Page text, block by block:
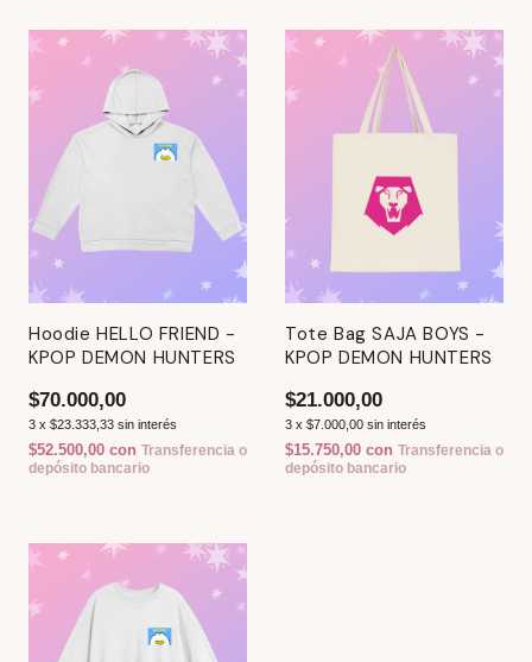
Hoodie HELLO FRIEND -
KPOP DEMON HUNTERS
$70.000,00
3 x $23.333,33 sin interés
$52.500,00 con Transferencia o
depósito bancario
Tote Bag SAJA BOYS -
KPOP DEMON HUNTERS
$21.000,00
3 x $7.000,00 sin interés
$15.750,00 con Transferencia o
depósito bancario